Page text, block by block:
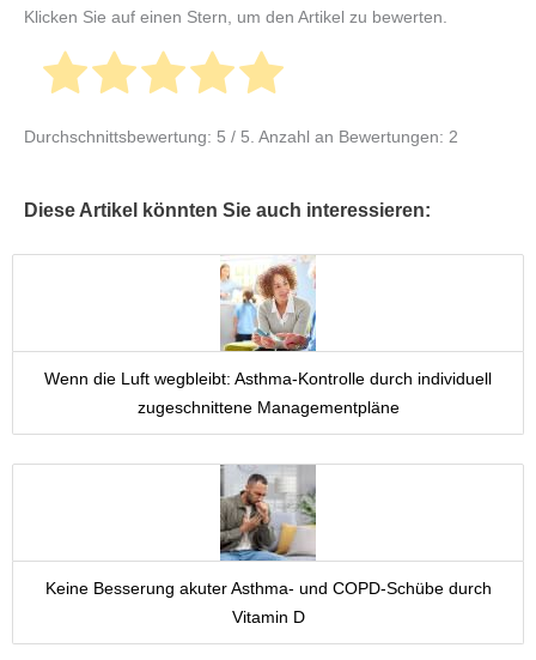
Klicken Sie auf einen Stern, um den Artikel zu bewerten.
Durchschnittsbewertung: 5 / 5. Anzahl an Bewertungen: 2
Diese Artikel könnten Sie auch interessieren:
Wenn die Luft wegbleibt: Asthma-Kontrolle durch individuell
zugeschnittene Managementpläne
Keine Besserung akuter Asthma- und COPD-Schübe durch
Vitamin D